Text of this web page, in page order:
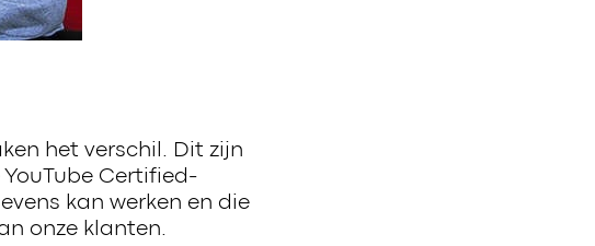
het verschil. Dit zijn
Certified-
kan werken en die
onze klanten.